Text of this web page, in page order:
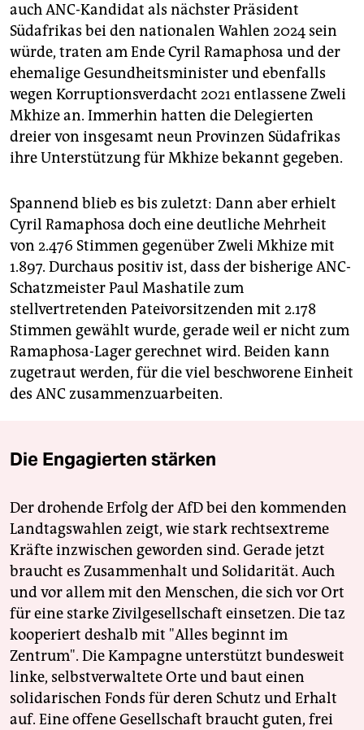
auch ANC-Kandidat als nächster Präsident
Südafrikas bei den nationalen Wahlen 2024 sein
würde, traten am Ende Cyril Ramaphosa und der
ehemalige Gesundheitsminister und ebenfalls
wegen Korruptionsverdacht 2021 entlassene Zweli
Mkhize an. Immerhin hatten die Delegierten
dreier von insgesamt neun Provinzen Südafrikas
ihre Unterstützung für Mkhize bekannt gegeben.
Spannend blieb es bis zuletzt: Dann aber erhielt
Cyril Ramaphosa doch eine deutliche Mehrheit
von 2.476 Stimmen gegenüber Zweli Mkhize mit
1.897. Durchaus positiv ist, dass der bisherige ANC-
Schatzmeister Paul Mashatile zum
stellvertretenden Pateivorsitzenden mit 2.178
Stimmen gewählt wurde, gerade weil er nicht zum
Ramaphosa-Lager gerechnet wird. Beiden kann
zugetraut werden, für die viel beschworene Einheit
des ANC zusammenzuarbeiten.
Die Engagierten stärken
Der drohende Erfolg der AfD bei den kommenden
Landtagswahlen zeigt, wie stark rechtsextreme
Kräfte inzwischen geworden sind. Gerade jetzt
braucht es Zusammenhalt und Solidarität. Auch
und vor allem mit den Menschen, die sich vor Ort
für eine starke Zivilgesellschaft einsetzen. Die taz
kooperiert deshalb mit "Alles beginnt im
Zentrum". Die Kampagne unterstützt bundesweit
linke, selbstverwaltete Orte und baut einen
solidarischen Fonds für deren Schutz und Erhalt
auf. Eine offene Gesellschaft braucht guten, frei